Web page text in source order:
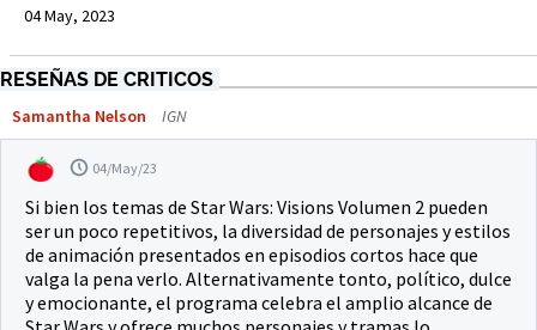
04 May, 2023
RESEÑAS DE CRITICOS
Samantha Nelson IGN
04/May/23
Si bien los temas de Star Wars: Visions Volumen 2 pueden
ser un poco repetitivos, la diversidad de personajes y estilos
de animación presentados en episodios cortos hace que
valga la pena verlo. Alternativamente tonto, político, dulce
y emocionante, el programa celebra el amplio alcance de